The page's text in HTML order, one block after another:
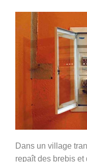
Dans un village
repaît des brebis